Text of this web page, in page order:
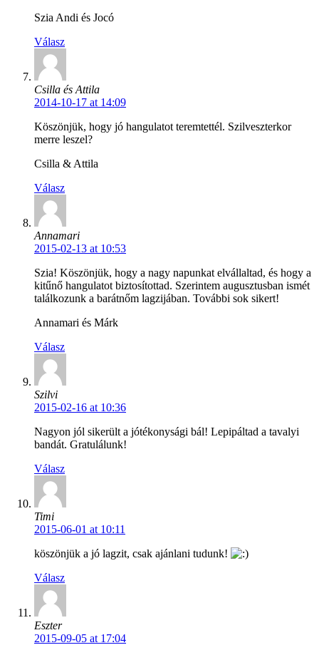
Szia Andi és Jocó
Válasz
Csilla és Attila
2014-10-17 at 14:09
Köszönjük, hogy jó hangulatot teremtettél. Szilveszterkor
merre leszel?
Csilla & Attila
Válasz
Annamari
2015-02-13 at 10:53
Szia! Köszönjük, hogy a nagy napunkat elvállaltad, és hogy a
kitűnő hangulatot biztosítottad. Szerintem augusztusban ismét
találkozunk a barátnőm lagzijában. További sok sikert!
Annamari és Márk
Válasz
Szilvi
2015-02-16 at 10:36
Nagyon jól sikerült a jótékonysági bál! Lepipáltad a tavalyi
bandát. Gratulálunk!
Válasz
Timi
2015-06-01 at 10:11
köszönjük a jó lagzit, csak ajánlani tudunk!
Válasz
Eszter
2015-09-05 at 17:04